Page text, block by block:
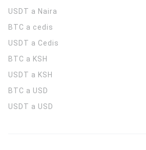
USDT a Naira
BTC a cedis
USDT a Cedis
BTC a KSH
USDT a KSH
BTC a USD
USDT a USD